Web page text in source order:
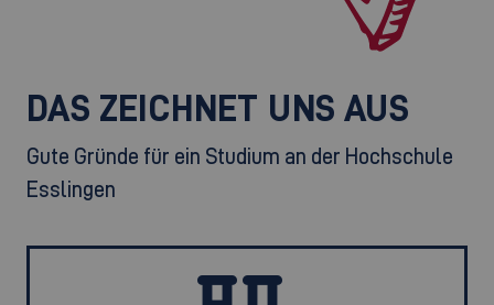
DAS ZEICHNET UNS AUS
Gute Gründe für ein Studium an der Hochschule
Esslingen